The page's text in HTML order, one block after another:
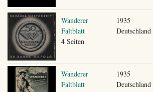
Wanderer
Faltblatt
4 Seiten
1935
Deutschland
Wanderer
Faltblatt
1935
Deutschland